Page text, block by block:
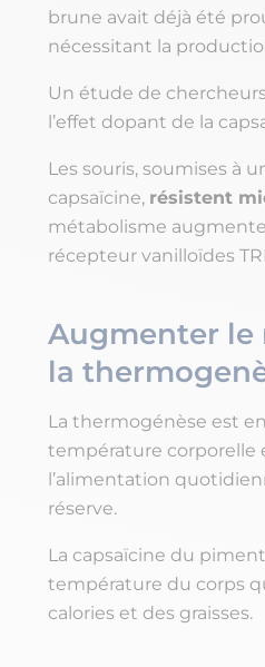
brune avait déjà été
nécessitant la
Un étude de
l’effet dopant de la
Les souris, soumises à
capsaïcine, résistent
métabolisme
récepteur vanilloïdes
Augmenter le
la
La thermogénèse est
température corporelle
l’alimentation
réserve.
La capsaïcine du
température du corps
calories et des graisses.